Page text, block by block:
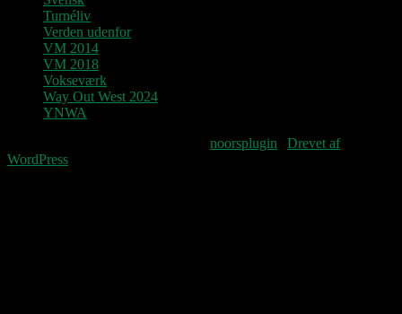
Turnéliv
Verden udenfor
VM 2014
VM 2018
Vokseværk
Way Out West 2024
YNWA
noorsplugin
Drevet af
WordPress